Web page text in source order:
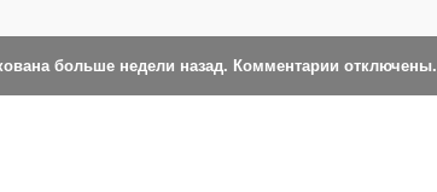
больше недели назад. Комментарии отключены.